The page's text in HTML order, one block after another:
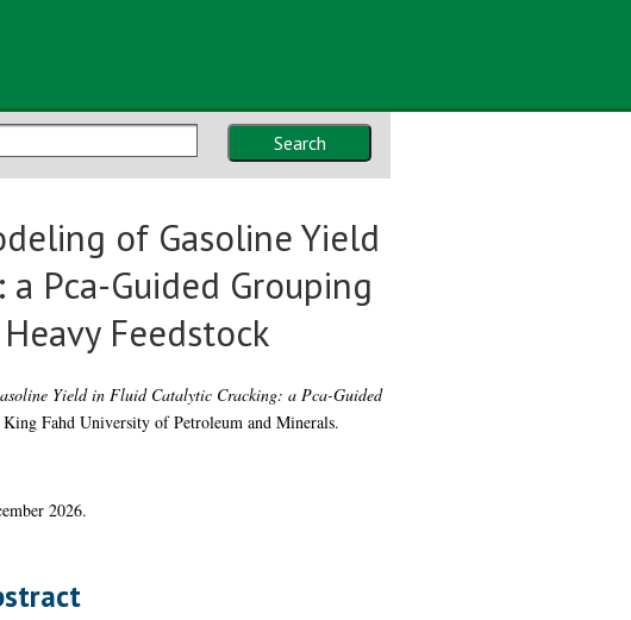
Search
of Gasoline Yield
Pca-Guided Grouping
Feedstock
Yield in Fluid Catalytic Cracking: a Pca-Guided
King Fahd University of Petroleum and Minerals.
2026.